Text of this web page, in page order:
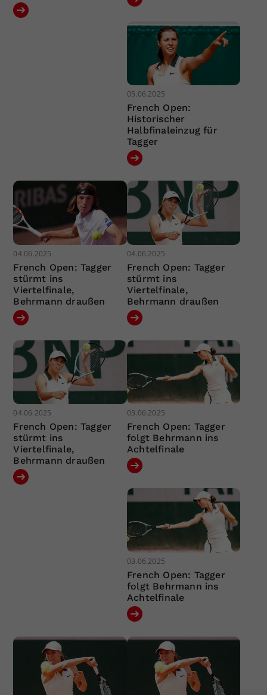
05.06.2025
French Open:
Historischer
Halbfinaleinzug für
Tagger
04.06.2025
French Open: Tagger
stürmt ins
Viertelfinale,
Behrmann draußen
04.06.2025
French Open: Tagger
stürmt ins
Viertelfinale,
Behrmann draußen
04.06.2025
French Open: Tagger
stürmt ins
Viertelfinale,
Behrmann draußen
03.06.2025
French Open: Tagger
folgt Behrmann ins
Achtelfinale
03.06.2025
French Open: Tagger
folgt Behrmann ins
Achtelfinale